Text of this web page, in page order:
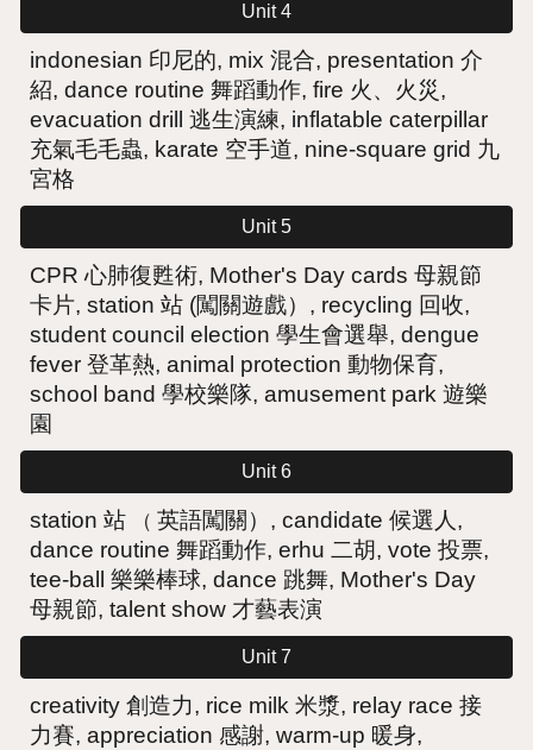
Unit 4
indonesian 印尼的, mix 混合, presentation 介
紹, dance routine 舞蹈動作, fire 火、火災,
evacuation drill 逃生演練, inflatable caterpillar
充氣毛毛蟲, karate 空手道, nine-square grid 九
宮格
Unit 5
CPR 心肺復甦術, Mother's Day cards 母親節
卡片, station 站 (闖關遊戲）, recycling 回收,
student council election 學生會選舉, dengue
fever 登革熱, animal protection 動物保育,
school band 學校樂隊, amusement park 遊樂
園
Unit 6
station 站 （ 英語闖關）, candidate 候選人,
dance routine 舞蹈動作, erhu 二胡, vote 投票,
tee-ball 樂樂棒球, dance 跳舞, Mother's Day
母親節,talent show 才藝表演
Unit 7
creativity 創造力, rice milk 米漿, relay race 接
力賽, appreciation 感謝, warm-up 暖身,